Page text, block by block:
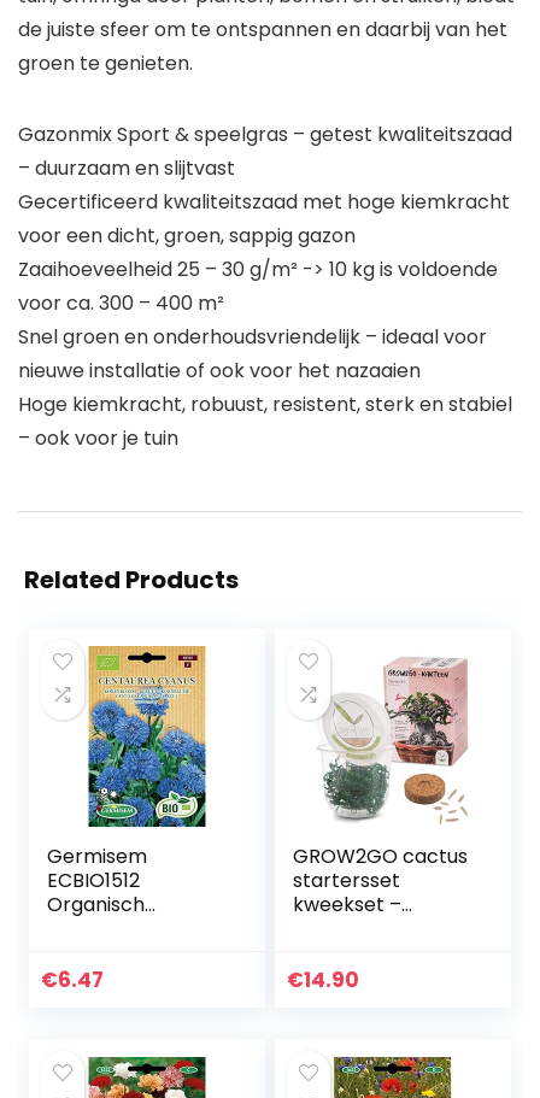
de juiste sfeer om te ontspannen en daarbij van het
groen te genieten.
Gazonmix Sport & speelgras – getest kwaliteitszaad
– duurzaam en slijtvast
Gecertificeerd kwaliteitszaad met hoge kiemkracht
voor een dicht, groen, sappig gazon
Zaaihoeveelheid 25 – 30 g/m² -> 10 kg is voldoende
voor ca. 300 – 400 m²
Snel groen en onderhoudsvriendelijk – ideaal voor
nieuwe installatie of ook voor het nazaaien
Hoge kiemkracht, robuust, resistent, sterk en stabiel
– ook voor je tuin
Related Products
Germisem
ECBIO1512
Organisch
Zaden 1 g
€6.47
GROW2GO cactus
startersset
kweekset –
cactuszaden &
€14.90